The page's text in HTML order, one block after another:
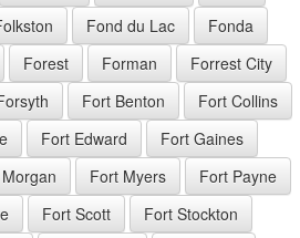
Fond du Lac
Fonda
Forest Forman
Forrest City
Fort Benton
Fort Collins
Fort Edward
Fort Gaines
Fort Myers
Fort Payne
Fort Scott
Fort Stockton